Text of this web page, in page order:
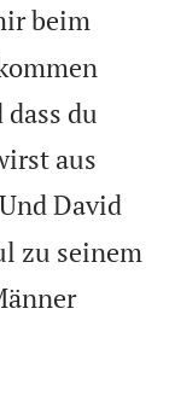
beim
du
aus
Und David
zu seinem